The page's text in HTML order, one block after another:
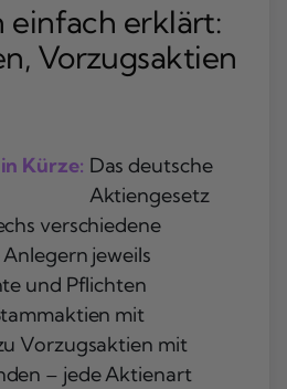
erklärt:
Vorzugsaktien
Kürze: Das deutsche
Aktiengesetz
verschiedene
jeweils
und Pflichten
mit
Vorzugsaktien mit
– jede Aktienart